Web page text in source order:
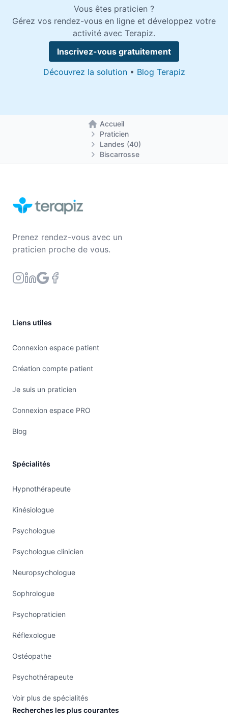
Vous êtes praticien ?
Gérez vos rendez-vous en ligne et développez votre
activité avec Terapiz.
Inscrivez-vous gratuitement
Découvrez la solution• Blog Terapiz
Accueil
Retour à la page d'accueil
Praticien
Landes (40)
Biscarrosse
Prenez rendez-vous avec un
praticien proche de vous.
Liens utiles
Connexion espace patient
Création compte patient
Je suis un praticien
Connexion espace PRO
Blog
Spécialités
Hypnothérapeute
Kinésiologue
Psychologue
Psychologue clinicien
Neuropsychologue
Sophrologue
Psychopraticien
Réflexologue
Ostéopathe
Psychothérapeute
Voir plus de spécialités
Recherches les plus courantes